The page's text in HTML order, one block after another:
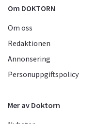
Om DOKTORN
Om oss
Redaktionen
Annonsering
Personuppgiftspolicy
Mer av Doktorn